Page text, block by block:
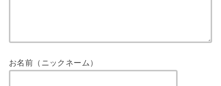
お名前（ニックネーム）